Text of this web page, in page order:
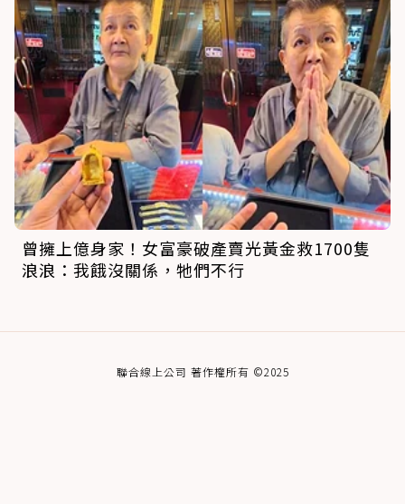
曾擁上億身家！女富豪破產賣光黃金救1700隻
浪浪：我餓沒關係，牠們不行
聯合線上公司 著作權所有 ©2025